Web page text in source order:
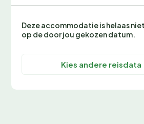
Deze accommodatie is helaas
op de door jou gekozen datum.
Kies andere reisdata